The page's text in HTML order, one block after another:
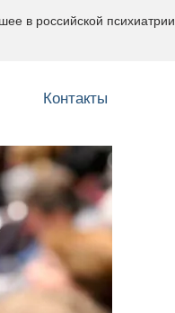
в российской психиатрии
Контакты